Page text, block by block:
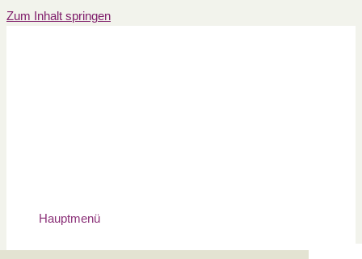
Zum Inhalt springen
Hauptmenü